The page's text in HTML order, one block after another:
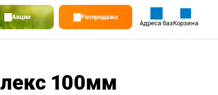
Акции
Распродажа
Адреса базКорзина
100мм